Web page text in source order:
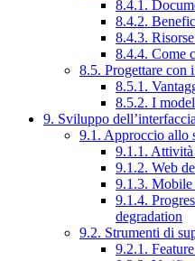
8.4.1.
8.4.2.
8.4.3.
8.4.4. Come
8.5. Progettare con
8.5.1.
8.5.2. I
9. Sviluppo dell’interfaccia
9.1. Approccio allo
9.1.1.
9.1.2. Web
9.1.3.
9.1.4.
degradation
9.2. Strumenti di
9.2.1.